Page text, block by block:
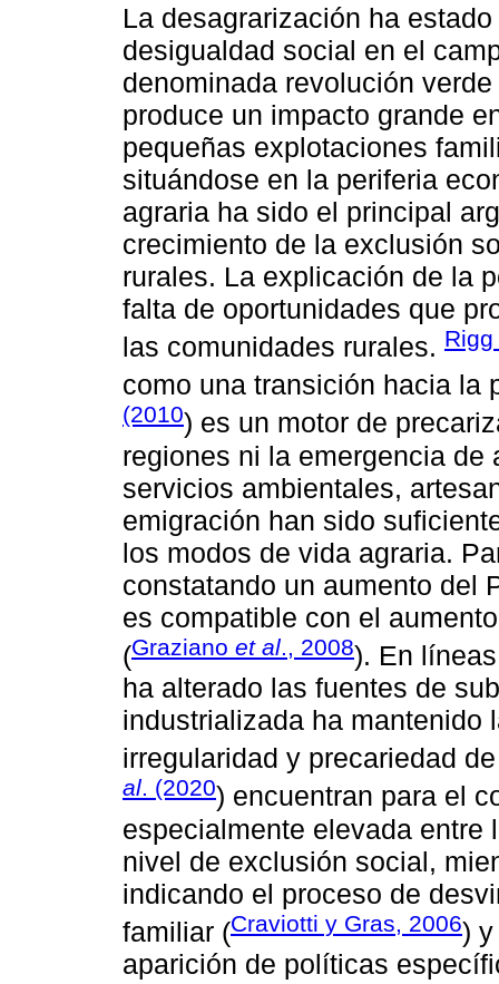
La desagrarización ha
desigualdad social en el
denominada revolución
produce un impacto grande
pequeñas explotaciones
situándose en la periferia
agraria ha sido el principal
crecimiento de la exclusión
rurales. La explicación de la
falta de oportunidades que
las comunidades rurales.
como una transición hacia la
(2010) es un motor de
regiones ni la emergencia
servicios ambientales,
emigración han sido
los modos de vida agraria.
constatando un aumento del
es compatible con el
(Graziano et al., 2008). En
ha alterado las fuentes de
industrializada ha mantenido
irregularidad y precariedad
al. (2020) encuentran para el
especialmente elevada entre
nivel de exclusión social,
indicando el proceso de
familiar (Craviotti y Gras, 2006)
aparición de políticas